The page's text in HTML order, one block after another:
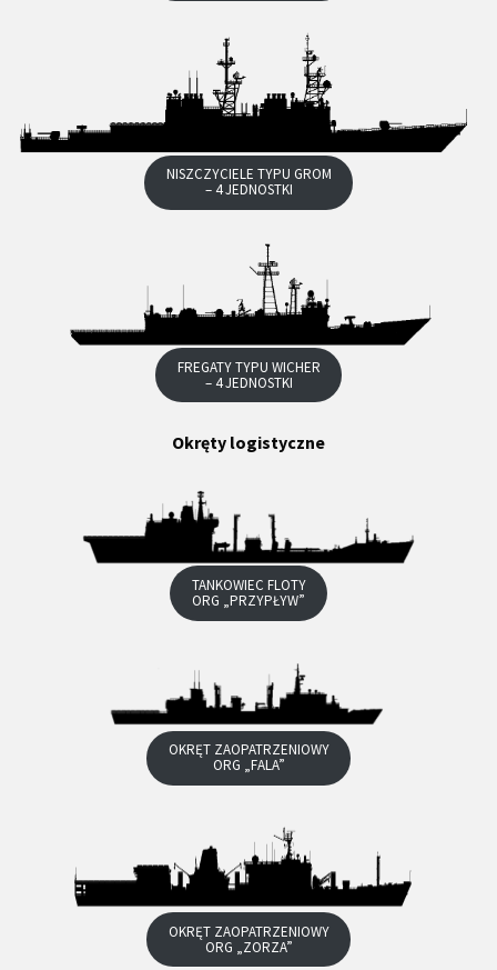
NISZCZYCIELE TYPU GROM
– 4 JEDNOSTKI
FREGATY TYPU WICHER
– 4 JEDNOSTKI
Okręty logistyczne
TANKOWIEC FLOTY
ORG „PRZYPŁYW”
OKRĘT ZAOPATRZENIOWY
ORG „FALA”
OKRĘT ZAOPATRZENIOWY
ORG „ZORZA”